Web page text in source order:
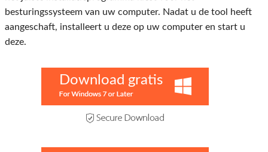
besturingssysteem van uw computer. Nadat u de tool heeft
aangeschaft, installeert u deze op uw computer en start u
deze.
Download gratis